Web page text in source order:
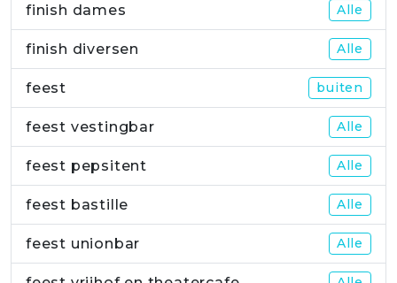
finish dames Alle
finish diversen Alle
feest buiten
feest vestingbar Alle
feest pepsitent Alle
feest bastille Alle
feest unionbar Alle